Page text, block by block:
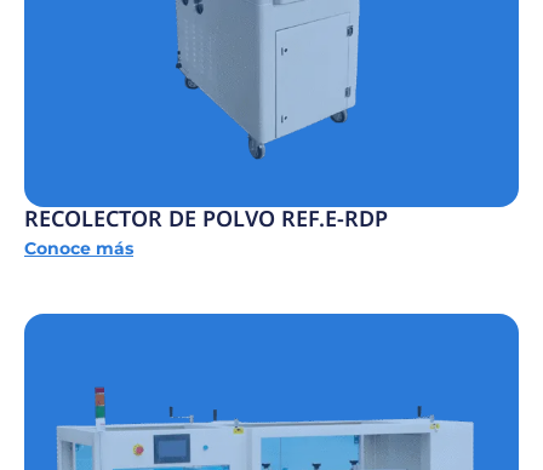
RECOLECTOR DE POLVO REF.E-RDP
Conoce más